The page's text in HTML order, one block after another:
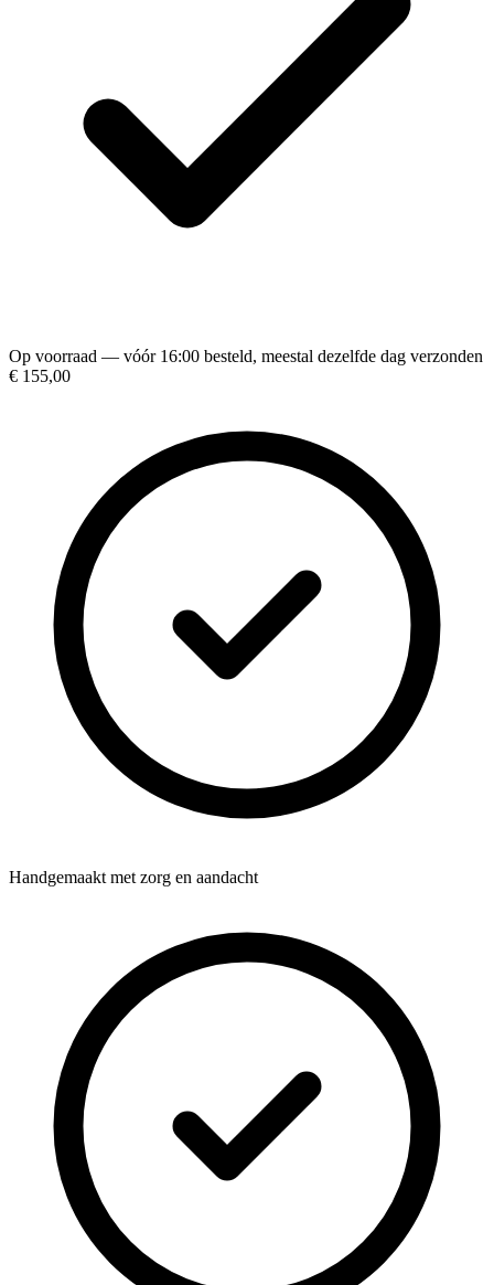
Op voorraad — vóór 16:00 besteld, meestal dezelfde dag verzonden
€ 155,00
Handgemaakt met zorg en aandacht